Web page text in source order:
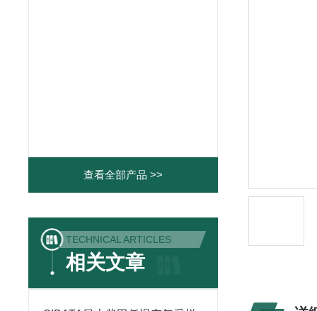
查看全部产品 >>
TECHNICAL ARTICLES
相关文章